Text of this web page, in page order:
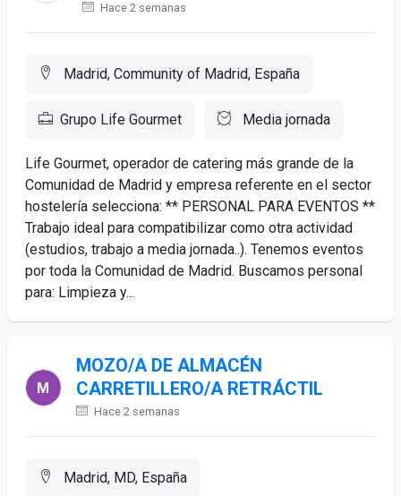
Hace 2 semanas
Madrid, Community of Madrid, España
Grupo Life Gourmet Media jornada
Life Gourmet, operador de catering más grande de la
Comunidad de Madrid y empresa referente en el sector
hostelería selecciona: ** PERSONAL PARA EVENTOS **
Trabajo ideal para compatibilizar como otra actividad
(estudios, trabajo a media jornada..). Tenemos eventos
por toda la Comunidad de Madrid. Buscamos personal
para: Limpieza y...
MOZO/A DE ALMACÉN
CARRETILLERO/A RETRÁCTIL
Hace 2 semanas
Madrid, MD, España